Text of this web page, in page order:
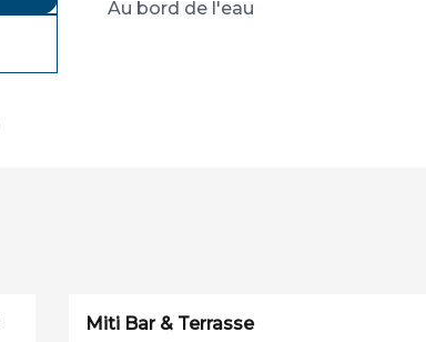
Au bord de l'eau
Miti Bar & Terrasse